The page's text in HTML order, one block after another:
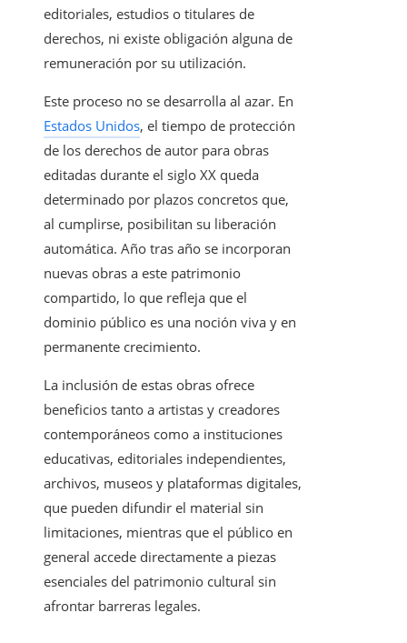
editoriales, estudios o titulares de
derechos, ni existe obligación alguna de
remuneración por su utilización.
Este proceso no se desarrolla al azar. En
Estados Unidos, el tiempo de protección
de los derechos de autor para obras
editadas durante el siglo XX queda
determinado por plazos concretos que,
al cumplirse, posibilitan su liberación
automática. Año tras año se incorporan
nuevas obras a este patrimonio
compartido, lo que refleja que el
dominio público es una noción viva y en
permanente crecimiento.
La inclusión de estas obras ofrece
beneficios tanto a artistas y creadores
contemporáneos como a instituciones
educativas, editoriales independientes,
archivos, museos y plataformas digitales,
que pueden difundir el material sin
limitaciones, mientras que el público en
general accede directamente a piezas
esenciales del patrimonio cultural sin
afrontar barreras legales.